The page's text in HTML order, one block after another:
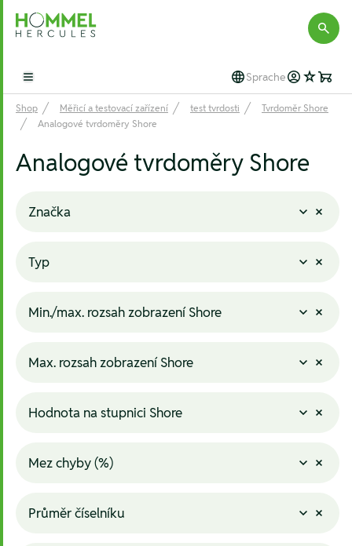
Hommel Hercules
Open main menu Sprache
Shop Měřicí a testovací zařízení test tvrdosti
Tvrdoměr Shore
Analogové tvrdoměry Shore
Analogové tvrdoměry Shore
Značka
Typ
Min./max. rozsah zobrazení Shore
Max. rozsah zobrazení Shore
Hodnota na stupnici Shore
Mez chyby (%)
Průměr číselníku